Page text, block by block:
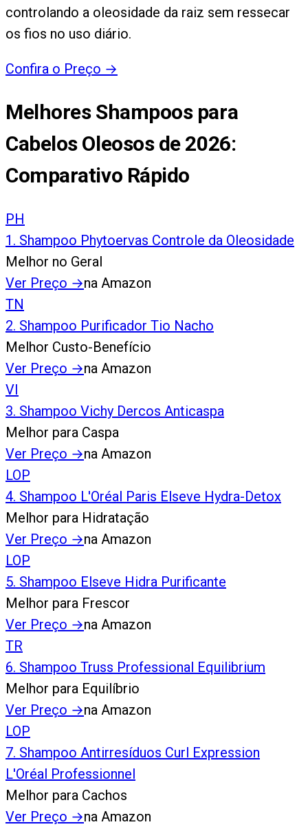
controlando a oleosidade da raiz sem ressecar
os fios no uso diário.
Confira o Preço →
Melhores Shampoos para
Cabelos Oleosos de 2026:
Comparativo Rápido
PH
1 . Shampoo Phytoervas Controle da Oleosidade
Melhor no Geral
Ver Preço →na Amazon
TN
2. Shampoo Purificador Tio Nacho
Melhor Custo-Benefício
Ver Preço →na Amazon
VI
3. Shampoo Vichy Dercos Anticaspa
Melhor para Caspa
Ver Preço →na Amazon
LOP
4. Shampoo L'Oréal Paris Elseve Hydra-Detox
Melhor para Hidratação
Ver Preço →na Amazon
LOP
5. Shampoo Elseve Hidra Purificante
Melhor para Frescor
Ver Preço →na Amazon
TR
6. Shampoo Truss Professional Equilibrium
Melhor para Equilíbrio
Ver Preço →na Amazon
LOP
7. Shampoo Antirresíduos Curl Expression
L'Oréal Professionnel
Melhor para Cachos
Ver Preço →na Amazon